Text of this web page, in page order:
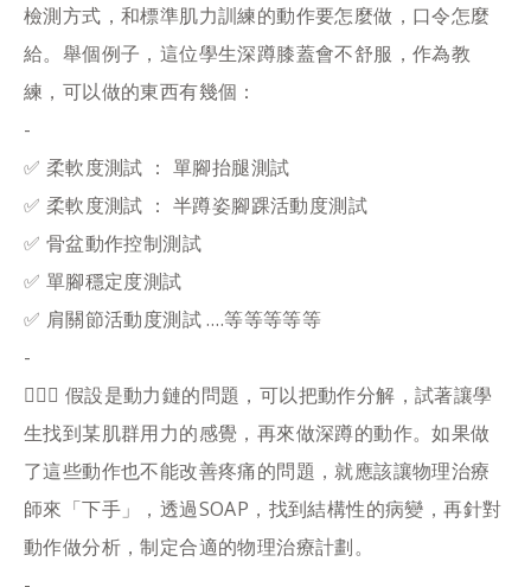
檢測方式，和標準肌力訓練的動作要怎麼做，口令怎麼
給。舉個例子，這位學生深蹲膝蓋會不舒服，作為教
練，可以做的東西有幾個：
-
✅ 柔軟度測試 ： 單腳抬腿測試
✅ 柔軟度測試 ： 半蹲姿腳踝活動度測試
✅ 骨盆動作控制測試
✅ 單腳穩定度測試
✅ 肩關節活動度測試 ….等等等等等
-
👨🏻‍⚕️ 假設是動力鏈的問題，可以把動作分解，試著讓學
生找到某肌群用力的感覺，再來做深蹲的動作。如果做
了這些動作也不能改善疼痛的問題，就應該讓物理治療
師來「下手」，透過SOAP，找到結構性的病變，再針對
動作做分析，制定合適的物理治療計劃。